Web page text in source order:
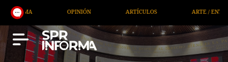
OPINIÓN ARTÍCULOS ARTE / ENTRETENIMIENTO